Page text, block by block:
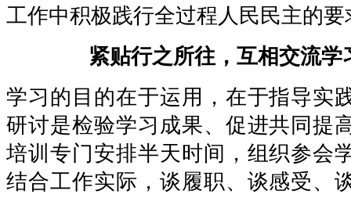
工作中积极践行全过程人民民主的要
紧贴行之所往，互相交流学
学习的目的在于运用，在于指导实
研讨是检验学习成果、促进共同提
培训专门安排半天时间，组织参会
结合工作实际，谈履职、谈感受、